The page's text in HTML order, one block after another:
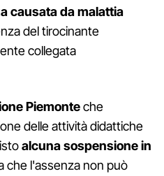
causata da malattia
del tirocinante
collegata
Piemonteche
delle attività didattiche
alcuna sospensione in
che l'assenza non può